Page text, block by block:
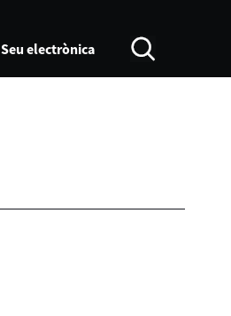
Seu electrònica